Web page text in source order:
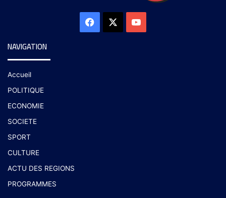
NAVIGATION
Accueil
POLITIQUE
ECONOMIE
SOCIETE
SPORT
CULTURE
ACTU DES REGIONS
PROGRAMMES